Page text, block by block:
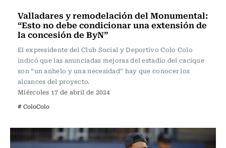
Valladares y remodelación del Monumental:
“Esto no debe condicionar una extensión de
la concesión de ByN”
El expresidente del Club Social y Deportivo Colo Colo
indicó que las anunciadas mejoras del estadio del cacique
son “un anhelo y una necesidad” hay que conocer los
alcances del proyecto.
Miércoles 17 de abril de 2024
# ColoColo